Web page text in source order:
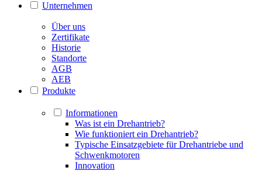
Unternehmen
Über uns
Zertifikate
Historie
Standorte
AGB
AEB
Produkte
Informationen
Was ist ein Drehantrieb?
Wie funktioniert ein Drehantrieb?
Typische Einsatzgebiete für Drehantriebe und
Schwenkmotoren
Innovation